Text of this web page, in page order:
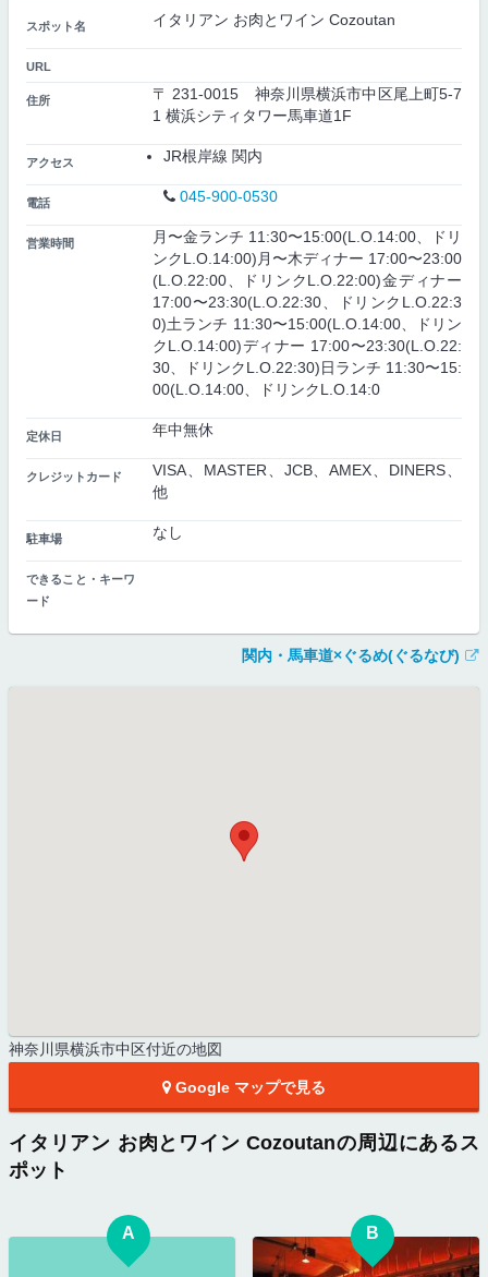
スポット名 イタリアン お肉とワイン Cozoutan
URL
住所
〒 231-0015 神奈川県横浜市中区尾上町5-7
1 横浜シティタワー馬車道1F
アクセス JR根岸線 関内
電話 045-900-0530
営業時間
月〜金ランチ 11:30〜15:00(L.O.14:00、ドリ
ンクL.O.14:00)月〜木ディナー 17:00〜23:00
(L.O.22:00、ドリンクL.O.22:00)金ディナー
17:00〜23:30(L.O.22:30、ドリンクL.O.22:3
0)土ランチ 11:30〜15:00(L.O.14:00、ドリン
クL.O.14:00)ディナー 17:00〜23:30(L.O.22:
30、ドリンクL.O.22:30)日ランチ 11:30〜15:
00(L.O.14:00、ドリンクL.O.14:0
定休日 年中無休
クレジットカード
VISA、MASTER、JCB、AMEX、DINERS、
他
駐車場 なし
できること・キーワ
ード
関内・馬車道×ぐるめ(ぐるなび)
神奈川県横浜市中区付近の地図
Google マップで見る
イタリアン お肉とワイン Cozoutanの周辺にあるス
ポット
A B